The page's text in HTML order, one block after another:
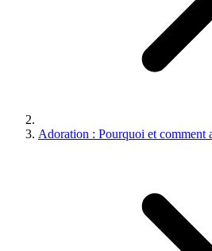
Adoration : Pourquoi et comment